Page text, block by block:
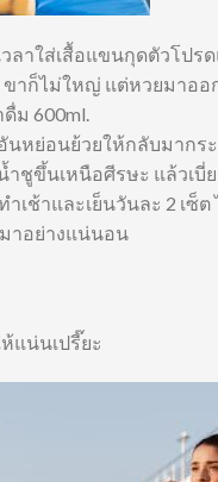
ลาใส่เสื้อแขนกุดตัวโปร
ขาก็ไม่ใหญ่ แต่หวยมาอ
ม 600ml.
หย่อนย้วยให้กลับมากร
ชูขึ้นเหนือศีรษะ แล้วเบี่
เช้าและเย็นวันละ 2 เซ็ต
าอย่างแน่นอน
แน่นเปรี๊ยะ